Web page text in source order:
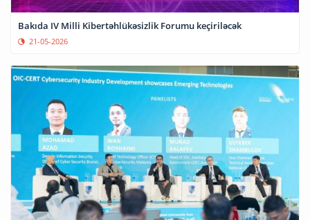
Bakıda IV Milli Kibertəhlükəsizlik Forumu keçiriləcək
21-05-2026